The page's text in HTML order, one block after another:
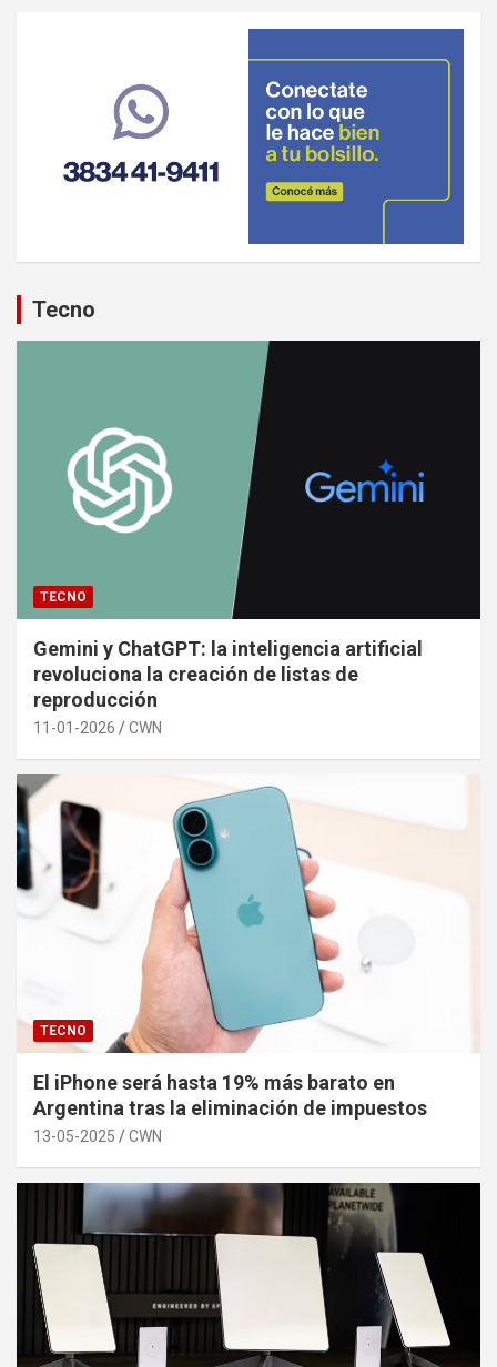
Tecno
TECNO
Gemini y ChatGPT: la inteligencia artificial
revoluciona la creación de listas de
reproducción
11-01-2026 CWN
TECNO
El iPhone será hasta 19% más barato en
Argentina tras la eliminación de impuestos
13-05-2025 CWN